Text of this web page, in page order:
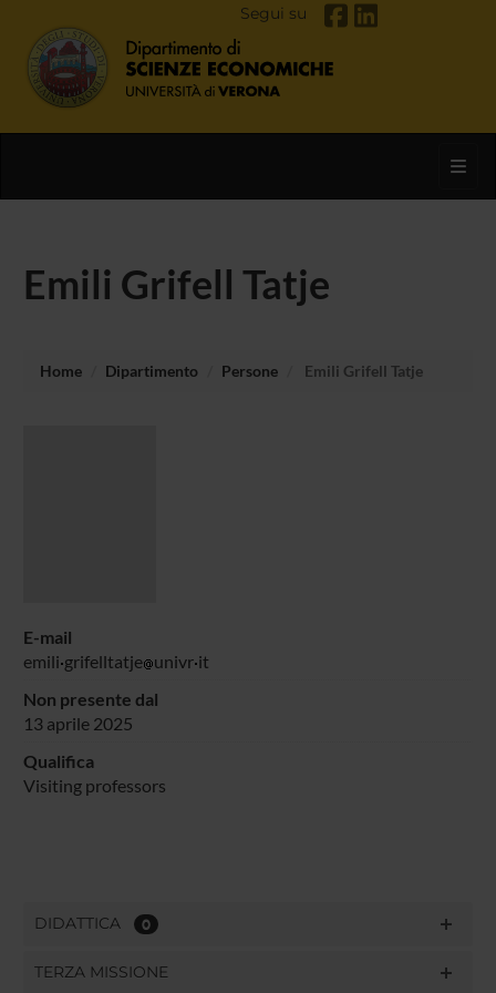
Segui su
Emili Grifell Tatje
Home Dipartimento Persone Emili Grifell Tatje
E-mail
emili grifelltatje univr it
Non presente dal
13 aprile 2025
Qualifica
Visiting professors
DIDATTICA 0
TERZA MISSIONE